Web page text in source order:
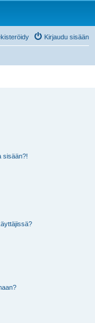
Kirjaudu sisään
sisään?!